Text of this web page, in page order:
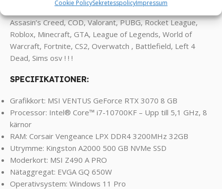
Cookie PolicySekretesspolicyImpressum
Klarar spel som Enshrouded, Palworld, FarCry, RDR2,
Assasin’s Creed, COD, Valorant, PUBG, Rocket League,
Roblox, Minecraft, GTA, League of Legends, World of
Warcraft, Fortnite, CS2, Overwatch , Battlefield, Left 4
Dead, Sims osv ! ! !
SPECIFIKATIONER:
Grafikkort: MSI VENTUS GeForce RTX 3070 8 GB
Processor: Intel® Core™ i7-10700KF – Upp till 5,1 GHz, 8
kärnor
RAM: Corsair Vengeance LPX DDR4 3200MHz 32GB
Utrymme: Kingston A2000 500 GB NVMe SSD
Moderkort: MSI Z490 A PRO
Nätaggregat: EVGA GQ 650W
Operativsystem: Windows 11 Pro